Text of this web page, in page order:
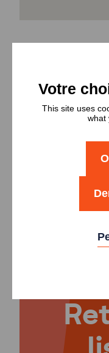
This site uses
what